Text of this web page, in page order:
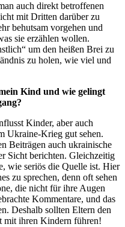
auch direkt betroffenen
mit Dritten darüber zu
behutsam vorgehen und
sie erzählen wollen.
um den heißen Brei zu
zu holen, wie viel und
Kind und wie gelingt
Kinder, aber auch
Ukraine-Krieg gut sehen.
Beiträgen auch ukrainische
Sicht berichten. Gleichzeitig
wie seriös die Quelle ist. Hier
zu sprechen, denn oft sehen
die nicht für ihre Augen
Kommentare, und das
Deshalb sollten Eltern den
mit ihren Kindern führen!